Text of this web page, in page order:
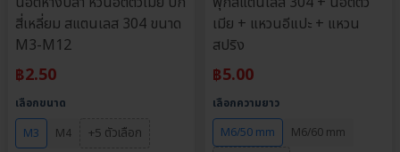
สี่เหลี่ยม สแตนเลส 304 ขนาด
M3-M12
฿2.50
เลือกขนาด
M3
M4 +5 ตัวเลือก
เมีย + แหวนอีแปะ + แหวน
สปริง
฿5.00
เลือกความยาว
M6/50 mm
M6/60 mm